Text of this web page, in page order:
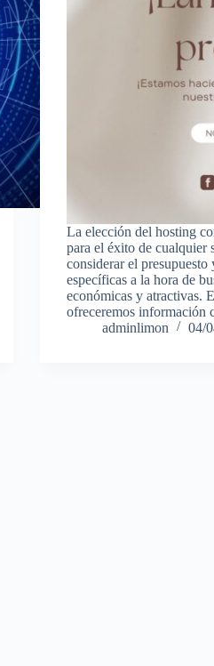
La elección del hosting
para el éxito de cualquier
considerar el presupuesto
específicas a la hora de
económicas y atractivas.
ofreceremos información
adminlimon
04/